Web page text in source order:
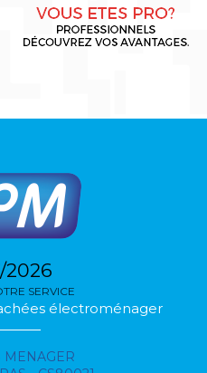
2026
SERVICE
électroménager
MENAGER